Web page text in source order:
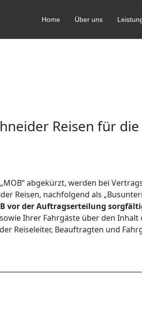
Home Über uns
Reisen für
abgekürzt, werden bei
Reisen, nachfolgend als
vor der Auftragserteilung
Ihrer Fahrgäste über den
Reiseleiter, Beauftragten und